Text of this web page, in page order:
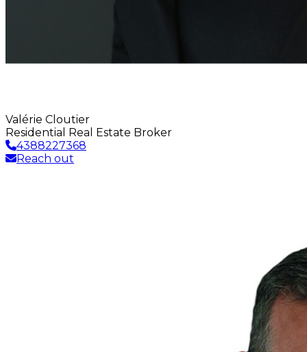
Valérie Cloutier
Residential Real Estate Broker
4388227368
Reach out